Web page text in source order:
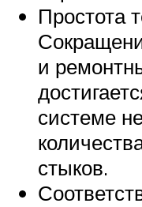
Простота
и
системе
стыков.